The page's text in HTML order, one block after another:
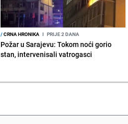
/CRNA HRONIKA I PRIJE 2 DANA
Požar u Sarajevu: Tokom noći gorio
stan, intervenisali vatrogasci